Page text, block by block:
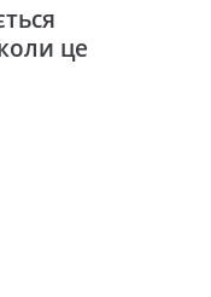
це